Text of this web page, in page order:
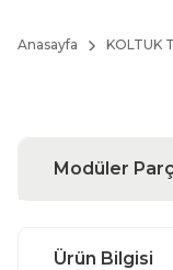
Anasayfa KOLTUK
Modüler
Ürün Bilgisi